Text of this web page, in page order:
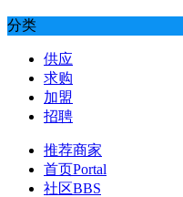
分类
供应
求购
加盟
招聘
推荐商家
首页Portal
社区BBS